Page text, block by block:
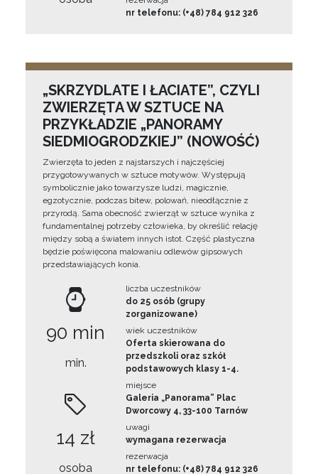
nr telefonu: (+48) 784 912 326
„SKRZYDLATE I ŁACIATE”, CZYLI
ZWIERZĘTA W SZTUCE NA
PRZYKŁADZIE „PANORAMY
SIEDMIOGRODZKIEJ” (NOWOŚĆ)
Zwierzęta to jeden z najstarszych i najczęściej
przygotowywanych w sztuce motywów. Występują
symbolicznie jako towarzysze ludzi, magicznie,
egzotycznie, podczas bitew, polowań, nieodłącznie z
przyrodą. Sama obecność zwierząt w sztuce wynika z
fundamentalnej potrzeby człowieka, by określić relację
między sobą a światem innych istot. Część plastyczna
będzie poświęcona malowaniu odlewów gipsowych
przedstawiających konia.
90 min
min.
14 zł
osoba
liczba uczestników
do 25 osób (grupy
zorganizowane)
wiek uczestników
Oferta skierowana do
przedszkoli oraz szkół
podstawowych klasy 1-4.
miejsce
Galeria „Panorama” Plac
Dworcowy 4, 33-100 Tarnów
uwagi
wymagana rezerwacja
rezerwacja
nr telefonu: (+48) 784 912 326